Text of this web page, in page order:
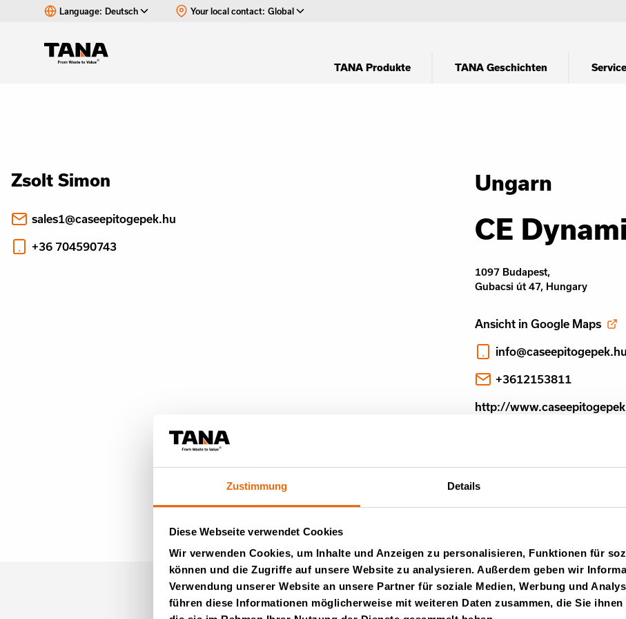
Zustimmung Details
Diese Webseite verwendet Cookies
Wir verwenden Cookies, um Inhalte und Anzeigen zu personalisieren, Funktionen für
können und die Zugriffe auf unsere Website zu analysieren. Außerdem geben wir
Verwendung unserer Website an unsere Partner für soziale Medien, Werbung und
führen diese Informationen möglicherweise mit weiteren Daten zusammen, die Sie
Language: Deutsch Your local contact: Global
TANA Produkte TANA Geschichten
Zsolt Simon
sales1@caseepitogepek.hu
+36 704590743
Ungarn
CE
1097 Budapest,
Gubacsi út 47, Hungary
Ansicht in Google Maps
info@caseepitogepek.hu
+3612153811
http://